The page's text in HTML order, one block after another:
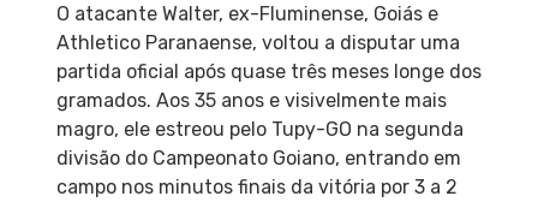
O atacante Walter, ex-Fluminense, Goiás e
Athletico Paranaense, voltou a disputar uma
partida oficial após quase três meses longe dos
gramados. Aos 35 anos e visivelmente mais
magro, ele estreou pelo Tupy-GO na segunda
divisão do Campeonato Goiano, entrando em
campo nos minutos finais da vitória por 3 a 2